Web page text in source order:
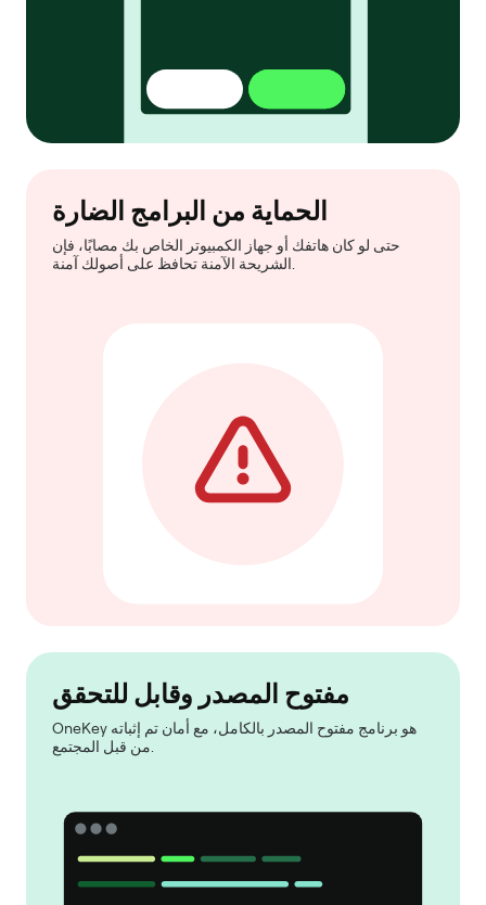
الحماية من البرامج الضارة
حتى لو كان هاتفك أو جهاز الكمبيوتر الخاص بك مصابًا، فإن
الشريحة الآمنة تحافظ على أصولك آمنة.
مفتوح المصدر وقابل للتحقق
OneKey هو برنامج مفتوح المصدر بالكامل، مع أمان تم إثباته